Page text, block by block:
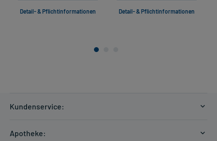
Detail- & Pflichtinformationen Detail- & Pflichtinformationen
Kundenservice:
Apotheke: